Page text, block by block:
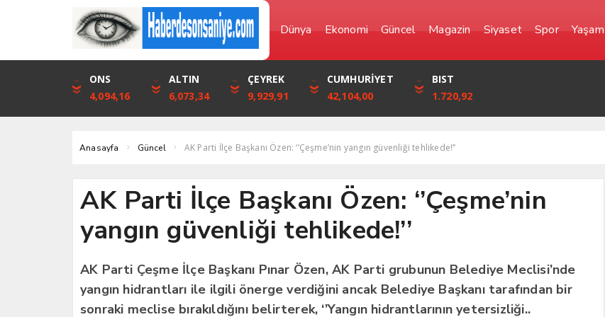
Dünya Ekonomi Güncel Magazin Siyaset Spor Yaşam
DOLAR
46,1316
EURO
53,3001
STERLİN
61,7411
YEN
0,0000
FRANK
57,6861
ONS
4,094,16
ALTIN
6,073,34
ÇEYREK
9,929,91
CUMHURİYET
42,104,00
BIST
1.720,92
Anasayfa Güncel AK Parti İlçe Başkanı Özen: ‘’Çeşme’nin yangın güvenliği tehlikede!’’
AK Parti İlçe Başkanı Özen: ‘’Çeşme’nin
yangın güvenliği tehlikede!’’
AK Parti Çeşme İlçe Başkanı Pınar Özen, AK Parti grubunun Belediye Meclisi’nde
yangın hidrantları ile ilgili önerge verdiğini ancak Belediye Başkanı tarafından bir
sonraki meclise bırakıldığını belirterek, ‘’Yangın hidrantlarının yetersizliği..